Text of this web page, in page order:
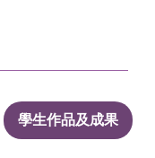
學生作品及成果